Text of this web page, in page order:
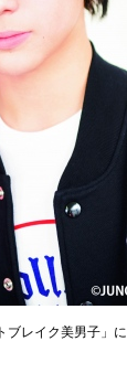
ブレイク美男子」